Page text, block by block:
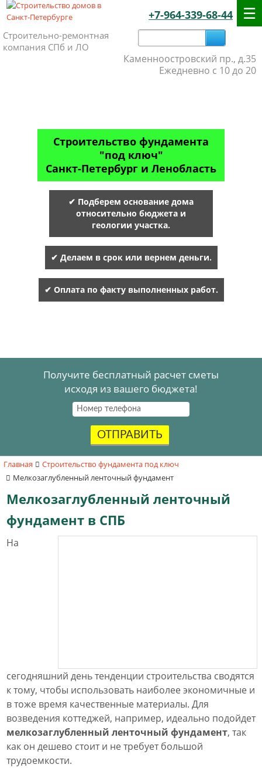
+7-964-339-68-44
Строительно-ремонтная
компания СПб и ЛО
Каменноостровский пр., д.35
Ежедневно с 10 до 20
Строительство фундамента
"под ключ"
Санкт-Петербург и Ленобласть
✔ Подберем основание дома
относительно бюджета и
геологии участка.
✔ Делаем в срок или вернем деньги.
✔ Оплата по факту выполненных работ.
Получите бесплатный расчет сметы
исходя из вашего бюджета!
ОТПРАВИТЬ
Главная
Строительство фундамента под ключ
Мелкозаглубленный ленточный фундамент
Мелкозаглубленный ленточный
фундамент в СПБ
На
сегодняшний день тенденции строительства сводятся
к тому, чтобы использовать наиболее экономичные и
в тоже время качественные материалы. Для
возведения коттеджей, например, идеально подойдет
мелкозаглубленный ленточный фундамент, так
как он дешево стоит и не требует большой
трудоемкости.